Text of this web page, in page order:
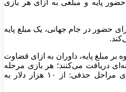
پایه و مبلغی به ازای هر بازی
حضور در جام جهانی، یک مبلغ پایه
بر مبلغ پایه، داوران به ازای قضاوت
دریافت می‌کنند؛ هر بازی مرحله
گروهی: ۳ هزار دلار، هر بازی مراحل حذفی: از ۱۰ هزار دلار به